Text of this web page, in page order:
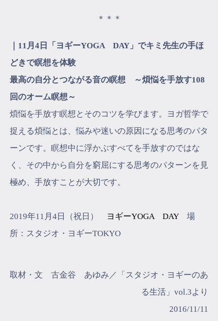
＊＊＊
｜11月4日「ヨギーYOGA DAY」でキミ先生の手ほ
どきで瞑想を体験
最高の自分とつながる音の瞑想 ～煩悩を手放す108
回のオーム瞑想～
煩悩を手放す瞑想とそのコツを学びます。ヨガ哲学で
捉える煩悩とは、悩みや迷いの原因になる思考のパタ
ーンです。瞑想中に浮かぶすべてを手放すのではな
く、その中から自分を窮屈にする思考のパターンを見
極め、手放すことが大切です。
2019年11月4日（祝日） ヨギーYOGA DAY場
所：スタジオ・ヨギーTOKYO
取材・文 古金谷 あゆみ／「スタジオ・ヨギーのあ
る生活」vol.3より
2016/11/11